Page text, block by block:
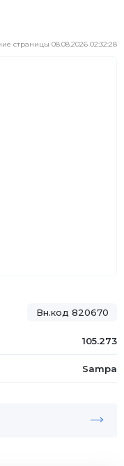
страницы 08.08.2026 02:32:28
Вн.код 820670
105.273
Sampa